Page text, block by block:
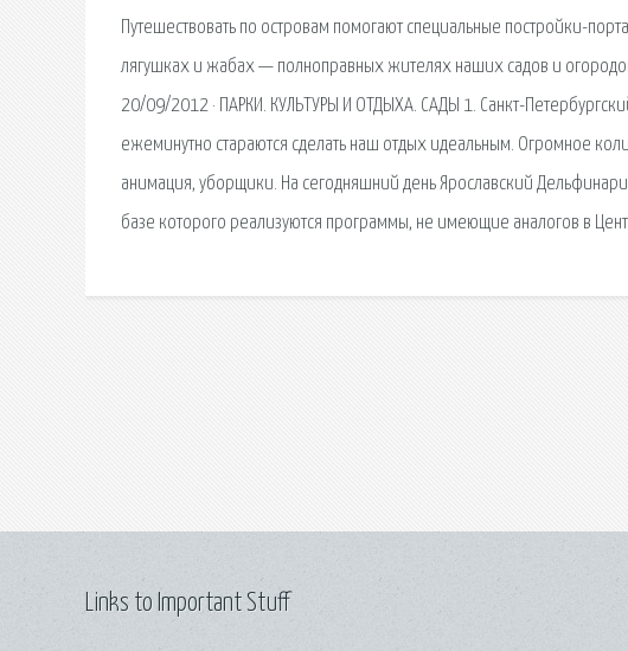
Путешествовать по островам помогают специальные постройки-
лягушках и жабах — полноправных жителях наших садов и
20/09/2012 · ПАРКИ. КУЛЬТУРЫ И ОТДЫХА. САДЫ 1. Санкт-
ежеминутно стараются сделать наш отдых идеальным. Огромное
анимация, уборщики. На сегодняшний день Ярославский
базе которого реализуются программы, не имеющие аналогов в
Links to Important Stuff